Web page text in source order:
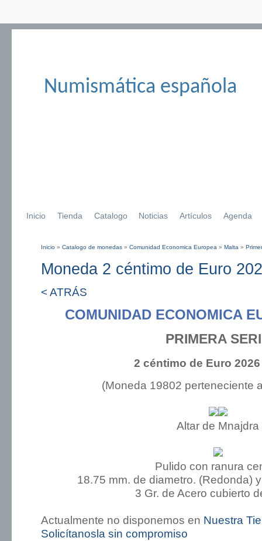
Numismática española
Inicio Tienda Catalogo Noticias Artículos Agenda
Inicio » Catalogo de monedas » Comunidad Economica Europea » Malta »
Moneda 2 céntimo de Euro
< ATRÁS
COMUNIDAD ECONOMICA
PRIMERA
2 céntimo de Euro
(Moneda 19802 perteneciente
Altar de Mnajdra
Pulido con ranura
18.75 mm. de diametro. (Redonda)
3 Gr. de Acero cubierto
Actualmente no disponemos en Nuestra
Solicítanosla sin compromiso